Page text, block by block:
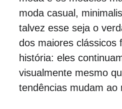
moda casual,
talvez esse seja o
dos maiores clássicos
história: eles
visualmente mesmo
tendências mudam ao